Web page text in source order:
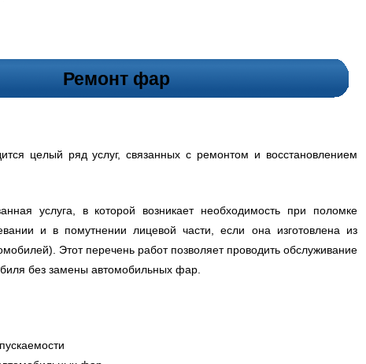
Ремонт фар
целый ряд услуг, связанных с ремонтом и восстановлением
услуга, в которой возникает необходимость при поломке
и в помутнении лицевой части, если она изготовлена из
Этот перечень работ позволяет проводить обслуживание
без замены автомобильных фар.